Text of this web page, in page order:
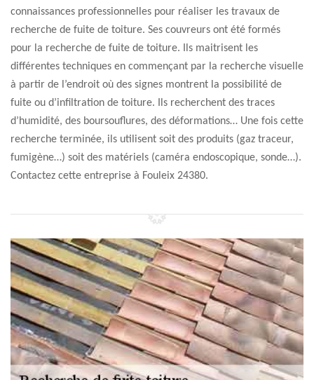
connaissances professionnelles pour réaliser les travaux de
recherche de fuite de toiture. Ses couvreurs ont été formés
pour la recherche de fuite de toiture. Ils maitrisent les
différentes techniques en commençant par la recherche visuelle
à partir de l’endroit où des signes montrent la possibilité de
fuite ou d’infiltration de toiture. Ils recherchent des traces
d’humidité, des boursouflures, des déformations… Une fois cette
recherche terminée, ils utilisent soit des produits (gaz traceur,
fumigène…) soit des matériels (caméra endoscopique, sonde…).
Contactez cette entreprise à Fouleix 24380.